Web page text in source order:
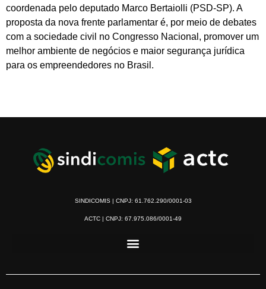
coordenada pelo deputado Marco Bertaiolli (PSD-SP). A
proposta da nova frente parlamentar é, por meio de debates
com a sociedade civil no Congresso Nacional, promover um
melhor ambiente de negócios e maior segurança jurídica
para os empreendedores no Brasil.
SINDICOMIS | CNPJ: 61.762.290/0001-03
ACTC | CNPJ: 67.975.086/0001-49